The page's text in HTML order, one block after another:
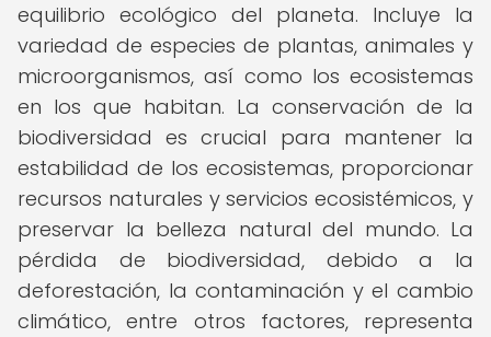
equilibrio ecológico del planeta. Incluye la
variedad de especies de plantas, animales y
microorganismos, así como los ecosistemas
en los que habitan. La conservación de la
biodiversidad es crucial para mantener la
estabilidad de los ecosistemas, proporcionar
recursos naturales y servicios ecosistémicos, y
preservar la belleza natural del mundo. La
pérdida de biodiversidad, debido a la
deforestación, la contaminación y el cambio
climático, entre otros factores, representa